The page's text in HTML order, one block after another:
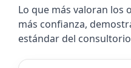
Lo que más valoran los
más confianza,
estándar del